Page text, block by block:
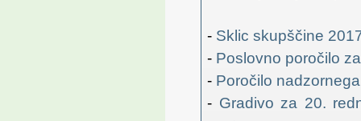
- Sklic skupščine
- Poslovno poročilo
- Poročilo
- Gradivo za 20.